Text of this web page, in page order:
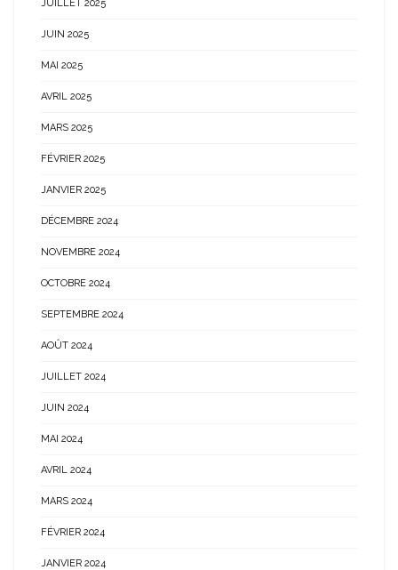
JUILLET 2025
JUIN 2025
MAI 2025
AVRIL 2025
MARS 2025
FÉVRIER 2025
JANVIER 2025
DÉCEMBRE 2024
NOVEMBRE 2024
OCTOBRE 2024
SEPTEMBRE 2024
AOÛT 2024
JUILLET 2024
JUIN 2024
MAI 2024
AVRIL 2024
MARS 2024
FÉVRIER 2024
JANVIER 2024